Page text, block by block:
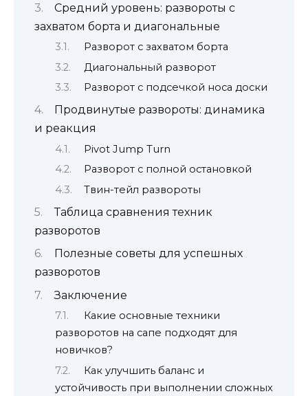
Средний уровень: развороты с
захватом борта и диагональные
Разворот с захватом борта
Диагональный разворот
Разворот с подсечкой носа доски
Продвинутые развороты: динамика
и реакция
Pivot Jump Turn
Разворот с полной остановкой
Твин-тейл развороты
Таблица сравнения техник
разворотов
Полезные советы для успешных
разворотов
Заключение
Какие основные техники
разворотов на сапе подходят для
новичков?
Как улучшить баланс и
устойчивость при выполнении сложных